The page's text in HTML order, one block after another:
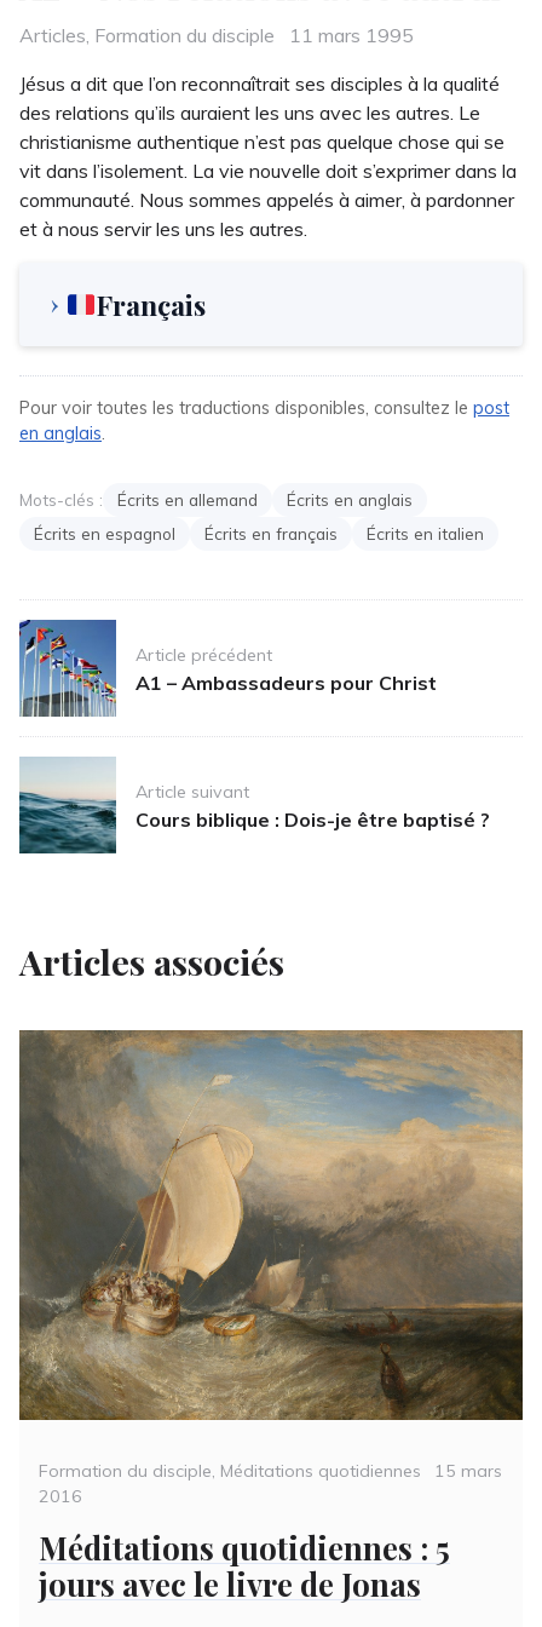
Categories
Articles, Formation du disciple
Posted
11 mars 1995
Jésus a dit que l’on reconnaîtrait ses disciples à la qualité
des relations qu’ils auraient les uns avec les autres. Le
christianisme authentique n’est pas quelque chose qui se
vit dans l’isolement. La vie nouvelle doit s’exprimer dans la
communauté. Nous sommes appelés à aimer, à pardonner
et à nous servir les uns les autres.
Français
Pour voir toutes les traductions disponibles, consultez le post
en anglais.
Mots-clés : Écrits en allemand
Écrits en anglais
Écrits en espagnol
Écrits en français Écrits en italien
Post
navigationArticle précédent
A1 – Ambassadeurs pour Christ
Article suivant
Cours biblique : Dois-je être baptisé ?
Articles associés
Categories
Formation du disciple, Méditations quotidiennes
Posted
15 mars
2016
Méditations quotidiennes : 5
jours avec le livre de Jonas